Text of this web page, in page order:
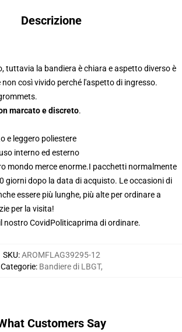
Descrizione
tuttavia la bandiera è chiara e aspetto diverso è
non così vivido perché l'aspetto di ingresso.
marcato e discreto.
e leggero poliestere
interno ed esterno
mondo merce enorme.I pacchetti normalmente
giorni dopo la data di acquisto. Le occasioni di
essere più lunghe, più alte per ordinare a
per la visita!
nostro CovidPoliticaprima di ordinare.
SKU:AROMFLAG39295-12
Categorie: Bandiere di LBGT,
Customers Say